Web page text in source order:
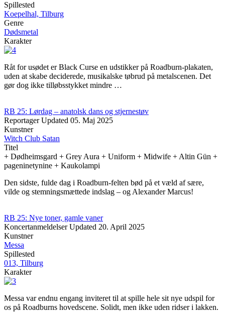
Spillested
Koepelhal, Tilburg
Genre
Dødsmetal
Karakter
Råt for usødet er Black Curse en udstikker på Roadburn-plakaten,
uden at skabe deciderede, musikalske tøbrud på metalscenen. Det
gør dog ikke tilløbsstykket mindre …
RB 25: Lørdag – anatolsk dans og stjernestøv
Reportager Updated 05. Maj 2025
Kunstner
Witch Club Satan
Titel
+ Dødheimsgard + Grey Aura + Uniform + Midwife + Altin Gün +
pageninetynine + Kaukolampi
Den sidste, fulde dag i Roadburn-felten bød på et væld af sære,
vilde og stemningsmættede indslag – og Alexander Marcus!
RB 25: Nye toner, gamle vaner
Koncertanmeldelser Updated 20. April 2025
Kunstner
Messa
Spillested
013, Tilburg
Karakter
Messa var endnu engang inviteret til at spille hele sit nye udspil for
os på Roadburns hovedscene. Solidt, men ikke uden ridser i lakken.